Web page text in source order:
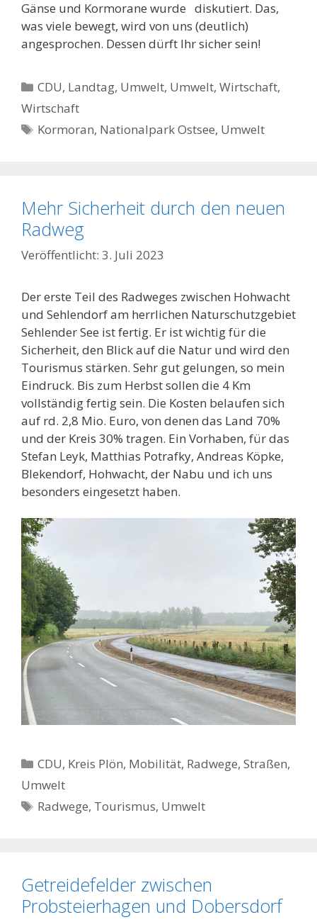
Gänse und Kormorane wurde diskutiert. Das,
was viele bewegt, wird von uns (deutlich)
angesprochen. Dessen dürft Ihr sicher sein!
Kategorien
CDU, Landtag, Umwelt, Umwelt,Wirtschaft,
Wirtschaft
Schlagwörter
Kormoran, Nationalpark Ostsee, Umwelt
Mehr Sicherheit durch den neuen
Radweg
3. Juli 2023
Der erste Teil des Radweges zwischen Hohwacht
und Sehlendorf am herrlichen Naturschutzgebiet
Sehlender See ist fertig. Er ist wichtig für die
Sicherheit, den Blick auf die Natur und wird den
Tourismus stärken. Sehr gut gelungen, so mein
Eindruck. Bis zum Herbst sollen die 4 Km
vollständig fertig sein. Die Kosten belaufen sich
auf rd. 2,8 Mio. Euro, von denen das Land 70%
und der Kreis 30% tragen. Ein Vorhaben, für das
Stefan Leyk, Matthias Potrafky, Andreas Köpke,
Blekendorf, Hohwacht, der Nabu und ich uns
besonders eingesetzt haben.
Kategorien
CDU, Kreis Plön, Mobilität, Radwege, Straßen,
Umwelt
Schlagwörter
Radwege, Tourismus, Umwelt
Getreidefelder zwischen
Probsteierhagen und Dobersdorf